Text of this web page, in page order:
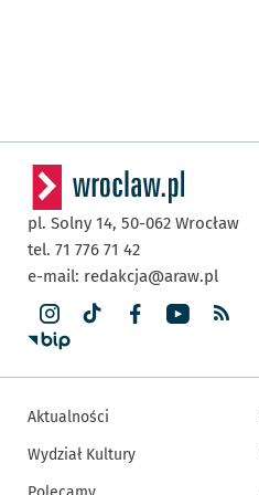
pl. Solny 14, 50-062 Wrocław
tel. 71 776 71 42
e-mail: redakcja@araw.pl
Aktualności
Wydział Kultury